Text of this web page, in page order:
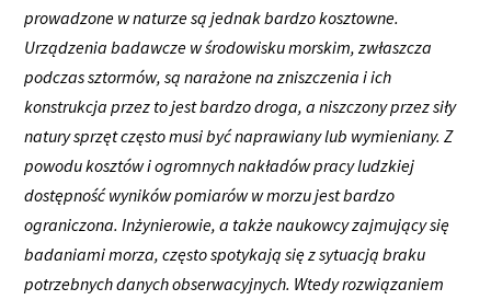
prowadzone w naturze są jednak bardzo kosztowne.
Urządzenia badawcze w środowisku morskim, zwłaszcza
podczas sztormów, są narażone na zniszczenia i ich
konstrukcja przez to jest bardzo droga, a niszczony przez siły
natury sprzęt często musi być naprawiany lub wymieniany. Z
powodu kosztów i ogromnych nakładów pracy ludzkiej
dostępność wyników pomiarów w morzu jest bardzo
ograniczona. Inżynierowie, a także naukowcy zajmujący się
badaniami morza, często spotykają się z sytuacją braku
potrzebnych danych obserwacyjnych. Wtedy rozwiązaniem